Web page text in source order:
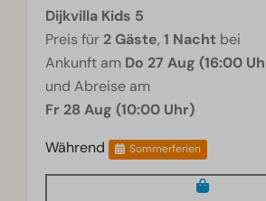
Dijkvilla Kids 5
Preis für 2 Gäste, 1 Nacht bei
Ankunft am Do 27 Aug (16:00
und Abreise am
Fr 28 Aug (10:00 Uhr)
Während
Sommerferien